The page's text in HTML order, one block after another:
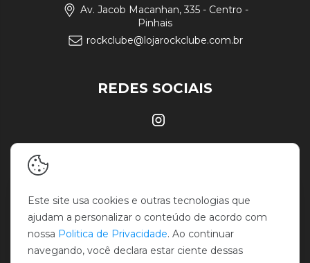
Av. Jacob Macanhan, 335 - Centro -
Pinhais
rockclube@lojarockclube.com.br
REDES SOCIAIS
Este site usa cookies e outras tecnologias que
ajudam a personalizar o conteúdo de acordo com
nossa Politica de Privacidade. Ao continuar
navegando, você declara estar ciente dessas